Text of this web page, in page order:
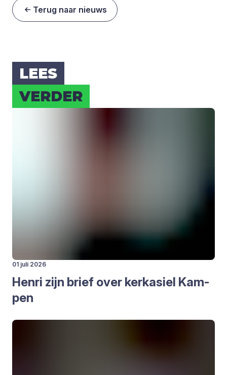
Terug naar nieuws
LEES
VER­DER
01 juli 2026
Hen­ri zijn brief over kerk­asiel Kam­
pen